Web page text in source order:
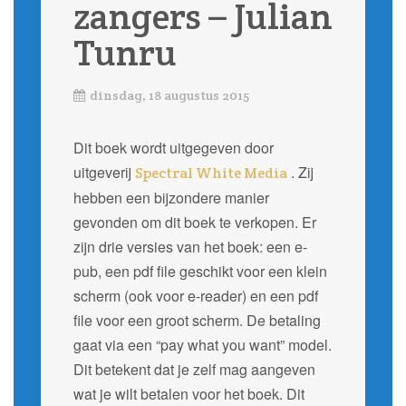
zangers – Julian
Tunru
dinsdag, 18 augustus 2015
Dit boek wordt uitgegeven door
uitgeverij Spectral White Media. Zij
hebben een bijzondere manier
gevonden om dit boek te verkopen. Er
zijn drie versies van het boek: een e-
pub, een pdf file geschikt voor een klein
scherm (ook voor e-reader) en een pdf
file voor een groot scherm. De betaling
gaat via een “pay what you want” model.
Dit betekent dat je zelf mag aangeven
wat je wilt betalen voor het boek. Dit